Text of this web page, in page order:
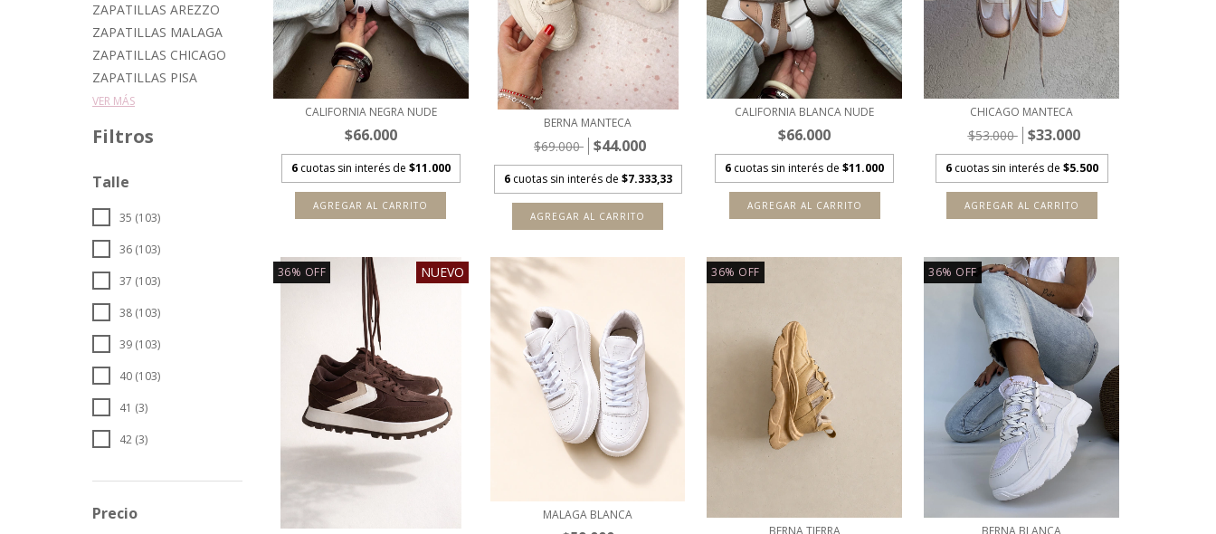
ZAPATILLAS AREZZO
ZAPATILLAS MALAGA
ZAPATILLAS CHICAGO
ZAPATILLAS PISA
VER MÁS
Filtros
Talle
35 (103)
36 (103)
37 (103)
38 (103)
39 (103)
40 (103)
41 (3)
42 (3)
Precio
CALIFORNIA NEGRA NUDE
$66.000
6 cuotas sin interés de $11.000
AGREGAR AL CARRITO
BERNA MANTECA
$69.000 $44.000
6 cuotas sin interés de $7.333,33
AGREGAR AL CARRITO
CALIFORNIA BLANCA NUDE
$66.000
6 cuotas sin interés de$11.000
AGREGAR AL CARRITO
CHICAGO MANTECA
$53.000 $33.000
6 cuotas sin interés de $5.500
AGREGAR AL CARRITO
36% OFF NUEVO
MALAGA BLANCA
36% OFF 36% OFF